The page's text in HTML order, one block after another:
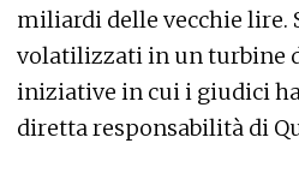
miliardi delle vecchie lire.
volatilizzati in un turbine
iniziative in cui i giudici
diretta responsabilità di